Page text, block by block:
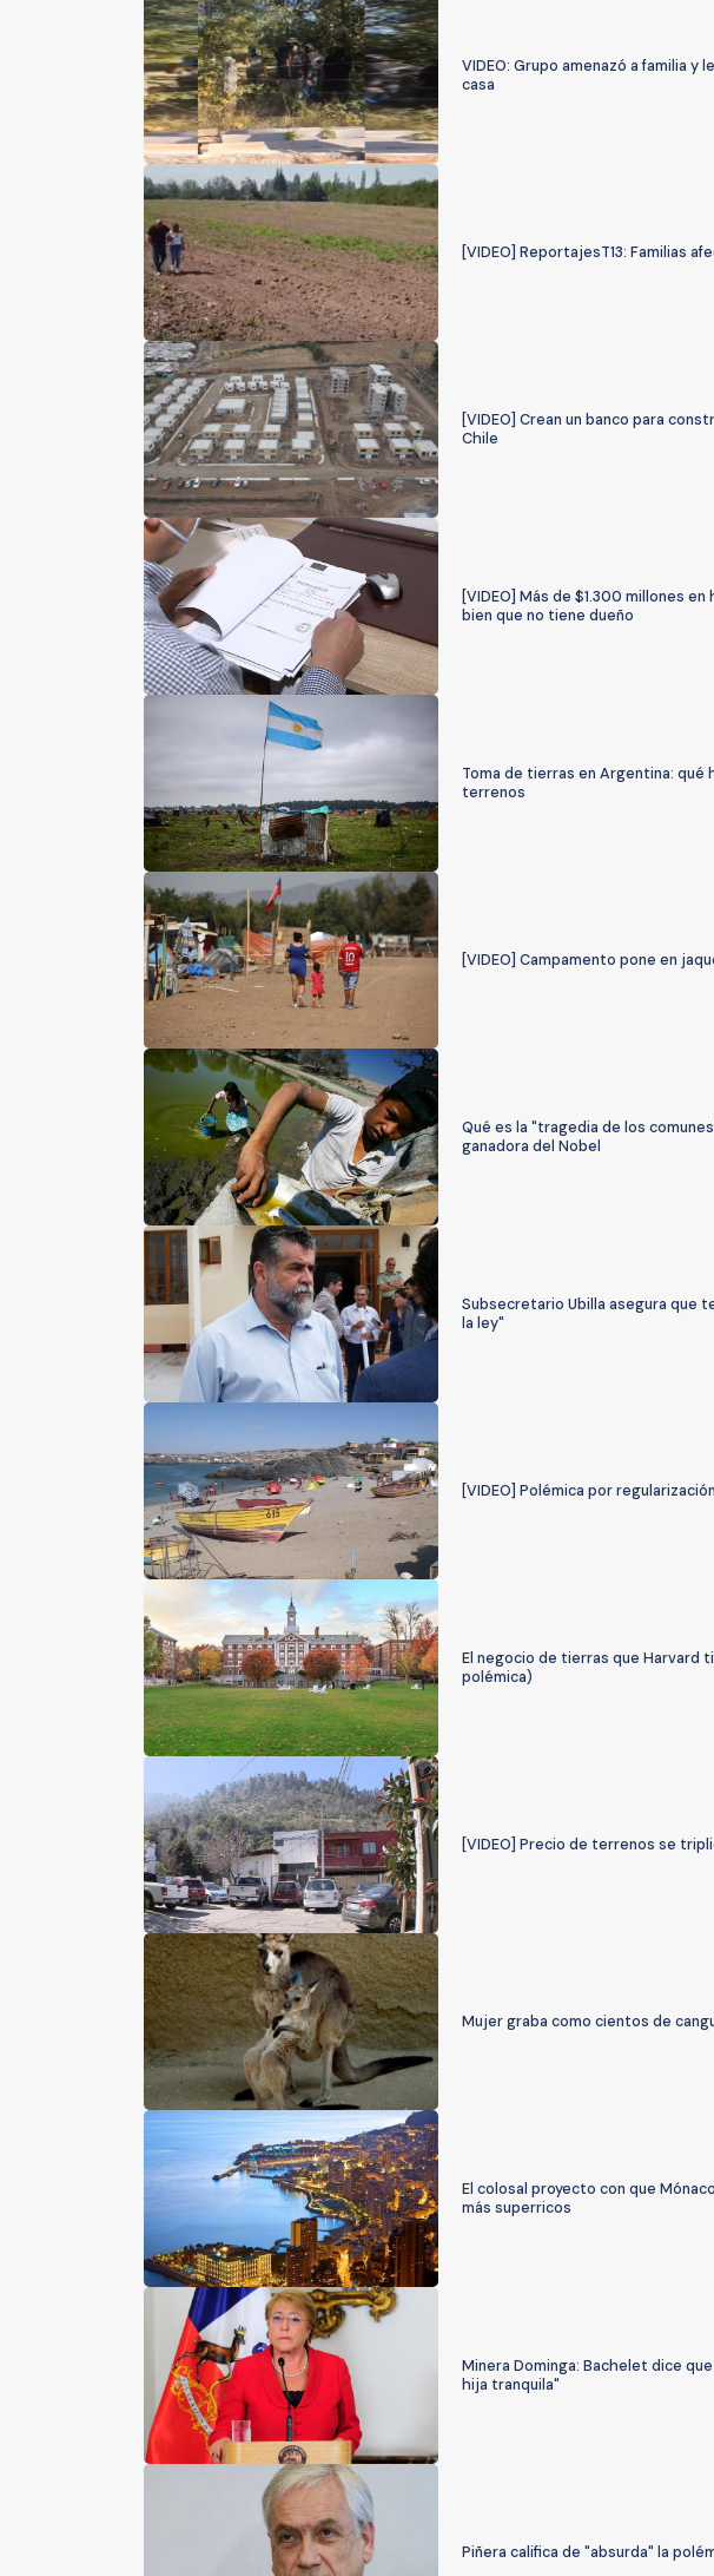
VIDEO: Grupo amenazó a familia y
casa
[VIDEO] ReportajesT13: Familias
[VIDEO] Crean un banco para
Chile
[VIDEO] Más de $1.300 millones
bien que no tiene dueño
Toma de tierras en Argentina: qué
terrenos
[VIDEO] Campamento pone en
Qué es la "tragedia de los
ganadora del Nobel
Subsecretario Ubilla asegura que
la ley"
[VIDEO] Polémica por
El negocio de tierras que Harvard
polémica)
[VIDEO] Precio de terrenos se
Mujer graba como cientos de
El colosal proyecto con que
más superricos
Minera Dominga: Bachelet dice
hija tranquila"
Piñera califica de "absurda" la